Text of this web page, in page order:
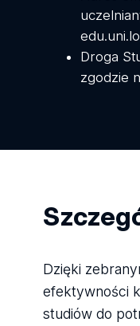
Droga
zgodzie
Dzięki
efektywności
studiów do